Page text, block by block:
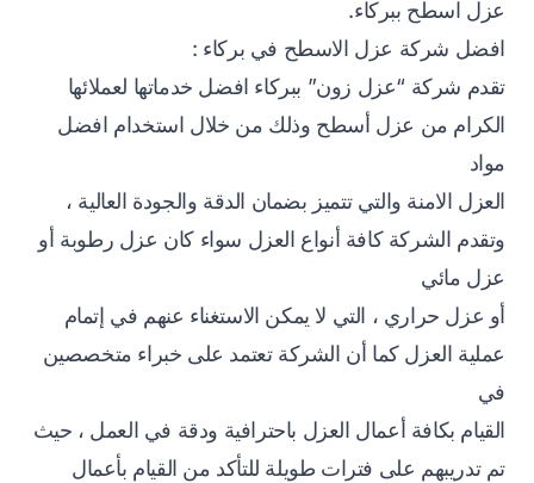
عزل اسطح ببركاء.
افضل شركة عزل الاسطح في بركاء :
تقدم شركة “عزل زون” ببركاء افضل خدماتها لعملائها
الكرام من عزل أسطح وذلك من خلال استخدام افضل
مواد
العزل الامنة والتي تتميز بضمان الدقة والجودة العالية ،
وتقدم الشركة كافة أنواع العزل سواء كان عزل رطوبة أو
عزل مائي
أو عزل حراري ، التي لا يمكن الاستغناء عنهم في إتمام
عملية العزل كما أن الشركة تعتمد على خبراء متخصصين
في
القيام بكافة أعمال العزل باحترافية ودقة في العمل ، حيث
تم تدريبهم على فترات طويلة للتأكد من القيام بأعمال